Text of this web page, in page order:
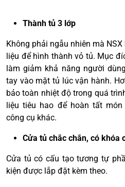
Thành tủ 3 lớp
Không phải ngẫu nhiên mà
liệu để hình thành vỏ tủ. Mục
làm giảm khả năng người
tay vào mặt tủ lúc vận hành.
bảo toàn nhiệt độ trong quá
liệu tiêu hao để hoàn tất
công cụ khác.
Cửa tủ chắc chắn, có khóa
Cửa tủ có cấu tạo tương tự
kiện được lắp đặt kèm theo.